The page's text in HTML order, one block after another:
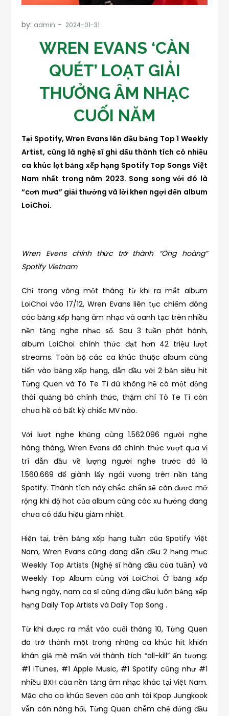
by: admin
WREN EVANS ‘CÀN
QUÉT’ LOẠT GIẢI
THƯỞNG ÂM NHẠC
CUỐI NĂM
Tại Spotify, Wren Evans lên đầu bảng Top 1 Weekly
Artist, cũng là nghệ sĩ ghi dấu thành tích có nhiều
ca khúc lọt bảng xếp hạng Spotify Top Songs Việt
Nam nhất trong năm 2023. Song song với đó là
“cơn mưa” giải thưởng và lời khen ngợi đến album
LoiChoi.
Wren Evens chính thức trở thành “Ông hoàng”
Spotify Vietnam
Chỉ trong vòng một tháng từ khi ra mắt album
LoiChoi vào 17/12, Wren Evans liên tục chiếm đóng
các bảng xếp hạng âm nhạc và oanh tạc trên nhiều
nền tảng nghe nhạc số. Sau 3 tuần phát hành,
album LoiChoi chính thức đạt hơn 42 triệu lượt
streams. Toàn bộ các ca khúc thuộc album cũng
tiến vào bảng xếp hạng, dẫn đầu với 2 bản siêu hit
Từng Quen và Tò Te Tí dù không hề có một động
thái quảng bá chính thức, thậm chí Tò Te Tí còn
chưa hề có bất kỳ chiếc MV nào.
Với lượt nghe khủng cùng 1.562.096 người nghe
hàng tháng, Wren Evans đã chính thức vượt qua vị
trí dẫn đầu về lượng người nghe trước đó là
1.560.669 để giành lấy ngôi vương trên nền tảng
Spotify. Thành tích này chắc chắn sẽ còn được mở
rộng khi độ hot của album cùng các xu hướng đang
chưa có dấu hiệu giảm nhiệt.
Hiện tại, trên bảng xếp hạng tuần của Spotify Việt
Nam, Wren Evans cũng đang dẫn đầu 2 hạng mục
Weekly Top Artists (Nghệ sĩ hàng đầu của tuần) và
Weekly Top Album cùng với LoiChoi. Ở bảng xếp
hạng ngày, nam ca sĩ cũng đứng đầu luôn bảng xếp
hạng Daily Top Artists và Daily Top Song .
Từ khi được ra mắt vào cuối tháng 10, Từng Quen
đã trở thành một trong những ca khúc hit khiến
khán giả mê mẩn với thành tích “all-kill” ấn tượng:
#1 iTunes, #1 Apple Music, #1 Spotify cũng như #1
nhiều BXH của nền tảng âm nhạc khác tại Việt Nam.
Mặc cho ca khúc Seven của anh tài Kpop Jungkook
vẫn còn nóng hổi, Từng Quen chễm chệ đứng đầu